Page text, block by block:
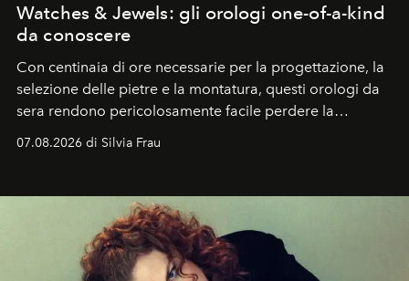
Watches & Jewels: gli orologi one-of-a-kind
da conoscere
Con centinaia di ore necessarie per la progettazione, la
selezione delle pietre e la montatura, questi orologi da
sera rendono pericolosamente facile perdere la
07.08.2026 di Silvia Frau